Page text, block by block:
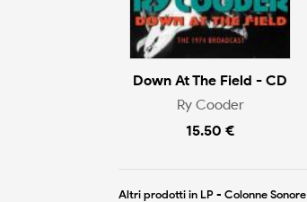
Down At The Field - CD
Ry Cooder
15.50 €
Altri prodotti in LP - Colonne Sonore